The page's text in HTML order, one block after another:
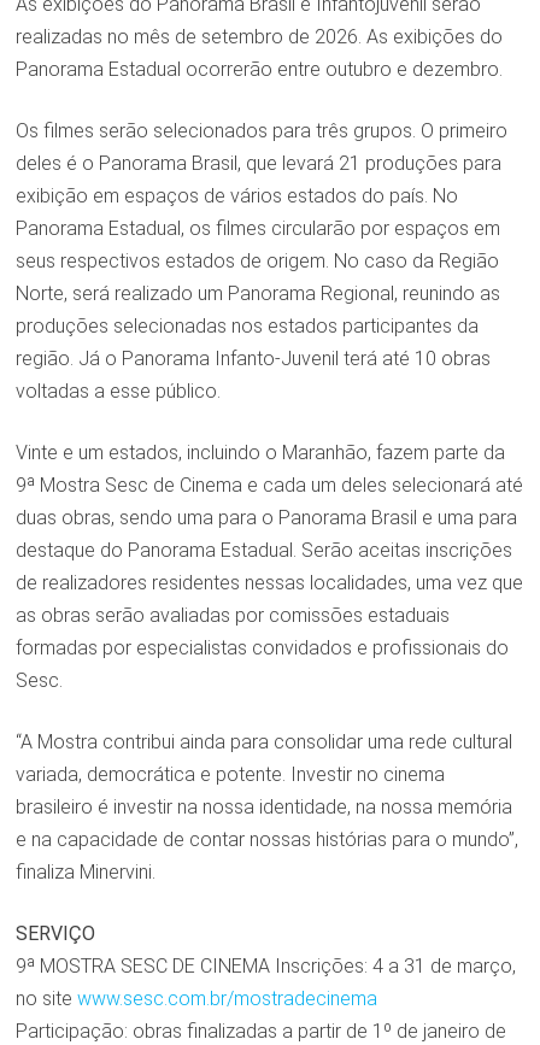
realizadas no mês de setembro de 2026. As exibições do
Panorama Estadual ocorrerão entre outubro e dezembro.
Os filmes serão selecionados para três grupos. O primeiro
deles é o Panorama Brasil, que levará 21 produções para
exibição em espaços de vários estados do país. No
Panorama Estadual, os filmes circularão por espaços em
seus respectivos estados de origem. No caso da Região
Norte, será realizado um Panorama Regional, reunindo as
produções selecionadas nos estados participantes da
região. Já o Panorama Infanto-Juvenil terá até 10 obras
voltadas a esse público.
Vinte e um estados, incluindo o Maranhão, fazem parte da
9ª Mostra Sesc de Cinema e cada um deles selecionará até
duas obras, sendo uma para o Panorama Brasil e uma para
destaque do Panorama Estadual. Serão aceitas inscrições
de realizadores residentes nessas localidades, uma vez que
as obras serão avaliadas por comissões estaduais
formadas por especialistas convidados e profissionais do
Sesc.
“A Mostra contribui ainda para consolidar uma rede cultural
variada, democrática e potente. Investir no cinema
brasileiro é investir na nossa identidade, na nossa memória
e na capacidade de contar nossas histórias para o mundo”,
finaliza Minervini.
SERVIÇO
9ª MOSTRA SESC DE CINEMA Inscrições: 4 a 31 de março,
no site www.sesc.com.br/mostradecinema
Participação: obras finalizadas a partir de 1º de janeiro de